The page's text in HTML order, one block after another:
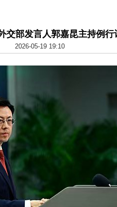
交部发言人郭嘉昆主持例行
2026-05-19 19:10